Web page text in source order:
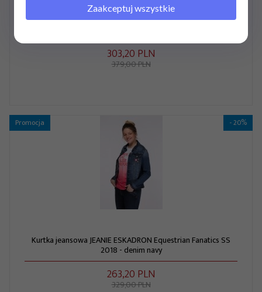
Kamizelka LUNA ESKADRON Equestrian Fanatics darknavy
303,20 PLN
379,00 PLN
Promocja - 20%
Kurtka jeansowa JEANIE ESKADRON Equestrian Fanatics SS
2018 - denim navy
263,20 PLN
329,00 PLN
Zaakceptuj wszystkie